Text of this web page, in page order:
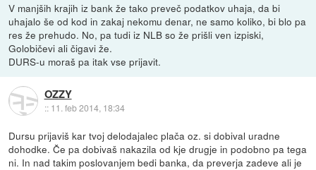
V manjših krajih iz bank že tako preveč podatkov uhaja, da bi
uhajalo še od kod in zakaj nekomu denar, ne samo koliko, bi blo pa
res že prehudo. No, pa tudi iz NLB so že prišli ven izpiski,
Golobičevi ali čigavi že.
DURS-u moraš pa itak vse prijavit.
OZZY
:: 11. feb 2014, 18:34
Dursu prijaviš kar tvoj delodajalec plača oz. si dobival uradne
dohodke. Če pa dobivaš nakazila od kje drugje in podobno pa tega
ni. In nad takim poslovanjem bedi banka, da preverja zadeve ali je